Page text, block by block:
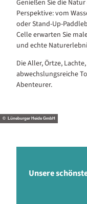
Genießen Sie die
Perspektive: vom
oder Stand-Up-
Celle erwarten Sie
und echte
Die Aller, Örtze,
abwechslungsreiche
Abenteurer.
© Lüneburger Heide GmbH
Unsere